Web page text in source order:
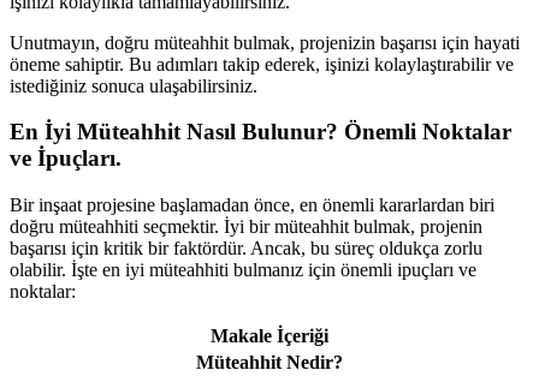
Unutmayın, doğru müteahhit bulmak, projenizin başarısı için hayati
öneme sahiptir. Bu adımları takip ederek, işinizi kolaylaştırabilir ve
istediğiniz sonuca ulaşabilirsiniz.
En İyi Müteahhit Nasıl Bulunur? Önemli Noktalar
ve İpuçları.
Bir inşaat projesine başlamadan önce, en önemli kararlardan biri
doğru müteahhiti seçmektir. İyi bir müteahhit bulmak, projenin
başarısı için kritik bir faktördür. Ancak, bu süreç oldukça zorlu
olabilir. İşte en iyi müteahhiti bulmanız için önemli ipuçları ve
noktalar:
Makale İçeriği
Müteahhit Nedir?